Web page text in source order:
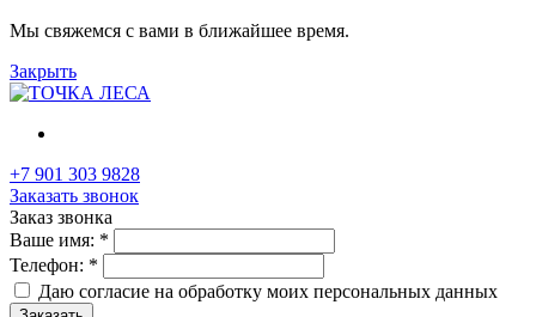
Мы свяжемся с вами в ближайшее время.
Закрыть
+7 901 303 9828
Заказать звонок
Заказ звонка
Ваше имя: *
Телефон: *
Даю согласие на обработку моих персональных данных